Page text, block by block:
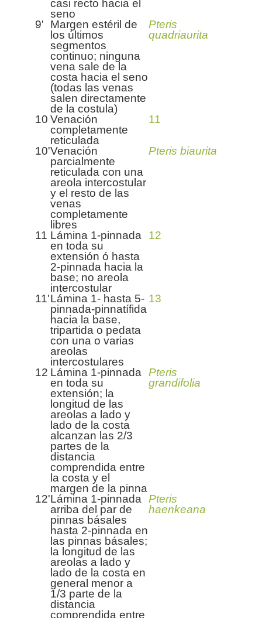
casi recto hacia el
seno
9'
Margen estéril de
los últimos
segmentos
continuo; ninguna
vena sale de la
costa hacia el seno
(todas las venas
salen directamente
de la costula)
Pteris
quadriaurita
10 Venación
completamente
reticulada
11
10'Venación
parcialmente
reticulada con una
areola intercostular
y el resto de las
venas
completamente
libres
Pteris biaurita
11 Lámina 1-pinnada
en toda su
extensión ó hasta
2-pinnada hacia la
base; no areola
intercostular
12
11'Lámina 1- hasta 5-
pinnada-pinnatífida
hacia la base,
tripartida o pedata
con una o varias
areolas
intercostulares
13
12 Lámina 1-pinnada
en toda su
extensión; la
longitud de las
areolas a lado y
lado de la costa
alcanzan las 2/3
partes de la
distancia
comprendida entre
la costa y el
margen de la pinna
Pteris
grandifolia
12'Lámina 1-pinnada
arriba del par de
pinnas básales
hasta 2-pinnada en
las pinnas básales;
la longitud de las
areolas a lado y
lado de la costa en
general menor a
1/3 parte de la
distancia
comprendida entre
Pteris
haenkeana